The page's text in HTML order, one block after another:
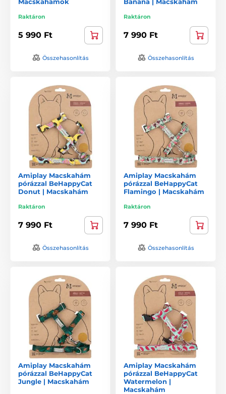
Raktáron
5 990 Ft
Összehasonlítás
Raktáron
7 990 Ft
Összehasonlítás
Amiplay Macskahám
pórázzal BeHappyCat
Donut | Macskahám
Raktáron
7 990 Ft
Összehasonlítás
Amiplay Macskahám
pórázzal BeHappyCat
Flamingo | Macskahám
Raktáron
7 990 Ft
Összehasonlítás
Amiplay Macskahám
pórázzal BeHappyCat
Jungle | Macskahám
Amiplay Macskahám
pórázzal BeHappyCat
Watermelon |
Macskahám